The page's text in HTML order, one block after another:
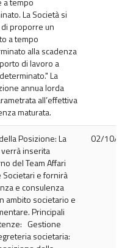
La Società si
proporre un
a tempo
alla scadenza
di lavoro a
La
annua lorda
all’effettiva
maturata.
Posizione: La
inserita
del Team Affari
Societari e fornirà
e consulenza
ambito societario e
Principali
Gestione
societaria:
02/10/